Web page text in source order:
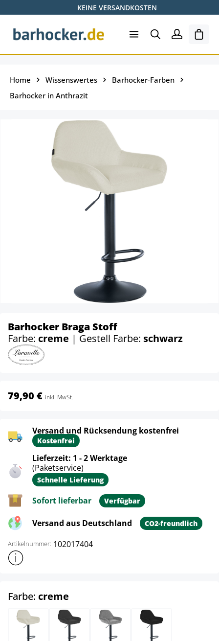
Zum Hauptinhalt springenKEINE VERSANDKOSTEN
Home Wissenswertes
Barhocker-Farben
Barhocker in Anthrazit
Barhocker Braga Stoff
Farbe: creme | Gestell Farbe: schwarz
79,90 € inkl. MwSt.
Versand und Rücksendung kostenfrei
Kostenfrei
Lieferzeit: 1 - 2 Werktage
(Paketservice)
Schnelle Lieferung
Sofort lieferbar Verfügbar
Versand aus Deutschland CO2-freundlich
Artikelnummer: 102017404
Weitere Produktinformationen anzeigen
Farbe: creme
creme dunkelgrau grau schwarz